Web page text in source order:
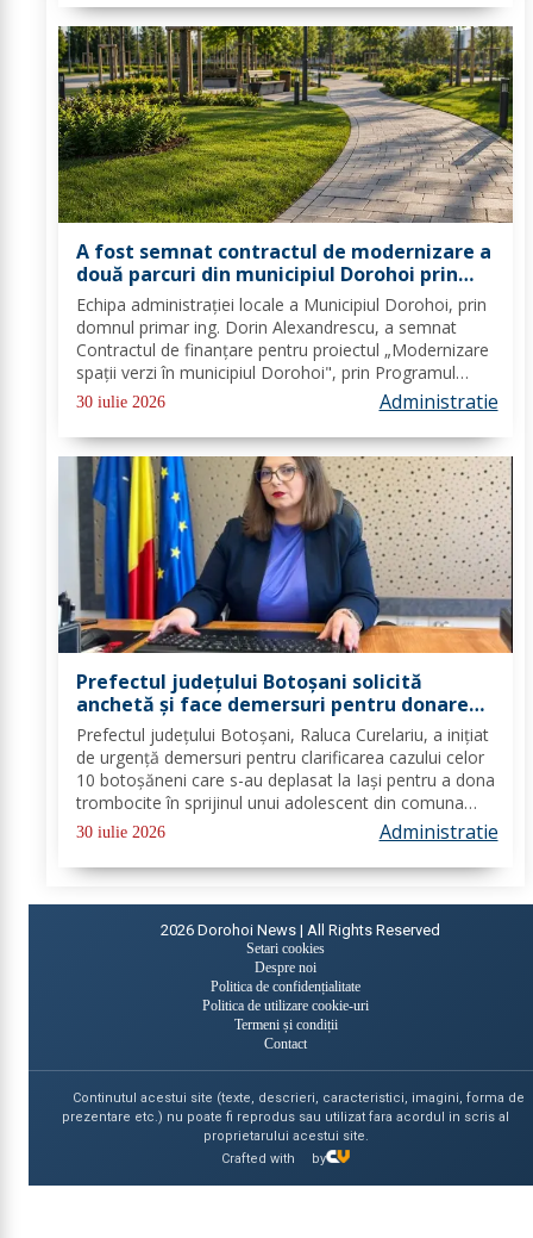
A fost semnat contractul de modernizare a
două parcuri din municipiul Dorohoi prin
fonduri europene
Echipa administrației locale a Municipiul Dorohoi, prin
domnul primar ing. Dorin Alexandrescu, a semnat
Contractul de finanțare pentru proiectul „Modernizare
spații verzi în municipiul Dorohoi", prin Programul
Regional 2021–2027 - Prioritatea de investiții 3. Nord-
30 iulie 2026 Administratie
Prefectul județului Botoșani solicită
anchetă și face demersuri pentru donarea
de trombocite direct la Botoșani în cazul
adolescentului din Tudora
Prefectul județului Botoșani, Raluca Curelariu, a inițiat
de urgență demersuri pentru clarificarea cazului celor
10 botoșăneni care s-au deplasat la Iași pentru a dona
trombocite în sprijinul unui adolescent din comuna
Tudora, însă nu au putut dona. Au fost transmise
30 iulie 2026 Administratie
2026 Dorohoi News | All Rights Reserved
Setari cookies
Despre noi
Politica de confidențialitate
Politica de utilizare cookie-uri
Termeni și condiții
Contact
Continutul acestui site (texte, descrieri, caracteristici, imagini, forma de
prezentare etc.) nu poate fi reprodus sau utilizat fara acordul in scris al
proprietarului acestui site.
Crafted with
by